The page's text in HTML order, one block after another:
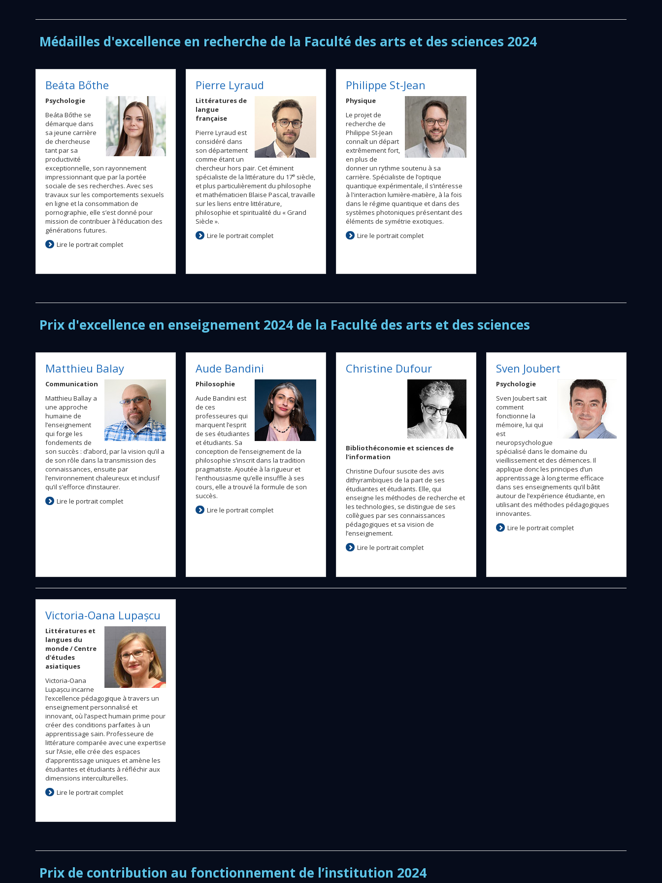
Médailles d'excellence en recherche de la Faculté des arts et des sciences 2024
Beáta Bőthe
Psychologie
Beáta Bőthe se
démarque dans
sa jeune carrière
de chercheuse
tant par sa
productivité
exceptionnelle, son rayonnement
impressionnant que par la portée
sociale de ses recherches. Avec ses
travaux sur les comportements sexuels
en ligne et la consommation de
pornographie, elle s’est donné pour
mission de contribuer à l’éducation des
générations futures.
Lire le portrait complet
Pierre Lyraud
Littératures de
langue
française
Pierre Lyraud est
considéré dans
son département
comme étant un
chercheur hors pair. Cet éminent
spécialiste de la littérature du 17e siècle,
et plus particulièrement du philosophe
et mathématicien Blaise Pascal, travaille
sur les liens entre littérature,
philosophie et spiritualité du « Grand
Siècle ».
Lire le portrait complet
Philippe St-Jean
Physique
Le projet de
recherche de
Philippe St-Jean
connaît un départ
extrêmement fort,
en plus de
donner un rythme soutenu à sa
carrière. Spécialiste de l’optique
quantique expérimentale, il s’intéresse
à l'interaction lumière-matière, à la fois
dans le régime quantique et dans des
systèmes photoniques présentant des
éléments de symétrie exotiques.
Lire le portrait complet
Prix d'excellence en enseignement 2024 de la Faculté des arts et des sciences
Matthieu Balay
Communication
Matthieu Ballay a
une approche
humaine de
l’enseignement
qui forge les
fondements de
son succès : d’abord, par la vision qu’il a
de son rôle dans la transmission des
connaissances, ensuite par
l’environnement chaleureux et inclusif
qu’il s’efforce d’instaurer.
Lire le portrait complet
Aude Bandini
Philosophie
Aude Bandini est
de ces
professeures qui
marquent l’esprit
de ses étudiantes
et étudiants. Sa
conception de l’enseignement de la
philosophie s’inscrit dans la tradition
pragmatiste. Ajoutée à la rigueur et
l’enthousiasme qu’elle insuffle à ses
cours, elle a trouvé la formule de son
succès.
Lire le portrait complet
Christine Dufour
Bibliothéconomie et sciences de
l'information
Christine Dufour suscite des avis
dithyrambiques de la part de ses
étudiantes et étudiants. Elle, qui
enseigne les méthodes de recherche et
les technologies, se distingue de ses
collègues par ses connaissances
pédagogiques et sa vision de
l’enseignement.
Lire le portrait complet
Sven Joubert
Psychologie
Sven Joubert sait
comment
fonctionne la
mémoire, lui qui
est
neuropsychologue
spécialisé dans le domaine du
vieillissement et des démences. Il
applique donc les principes d’un
apprentissage à long terme efficace
dans ses enseignements qu’il bâtit
autour de l’expérience étudiante, en
utilisant des méthodes pédagogiques
innovantes.
Lire le portrait complet
Victoria-Oana Lupașcu
Littératures et
langues du
monde / Centre
d'études
asiatiques
Victoria-Oana
Lupașcu incarne
l’excellence pédagogique à travers un
enseignement personnalisé et
innovant, où l’aspect humain prime pour
créer des conditions parfaites à un
apprentissage sain. Professeure de
littérature comparée avec une expertise
sur l’Asie, elle crée des espaces
d’apprentissage uniques et amène les
étudiantes et étudiants à réfléchir aux
dimensions interculturelles.
Lire le portrait complet
Prix de contribution au fonctionnement de l’institution 2024